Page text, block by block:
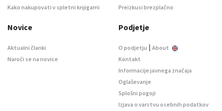
Kako nakupovati v spletni knjigarni
Preizkusi brezplačno
Novice
Aktualni članki
Naroči se na novice
Podjetje
O podjetju | About
Kontakt
Informacije javnega značaja
Oglaševanje
Splošni pogoji
Izjava o varstvu osebnih podatkov